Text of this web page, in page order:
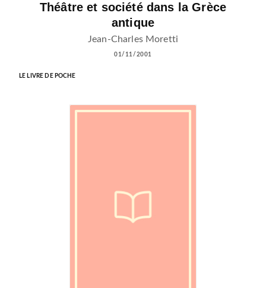
Théâtre et société dans la Grèce
antique
Jean-Charles Moretti
01/11/2001
LE LIVRE DE POCHE